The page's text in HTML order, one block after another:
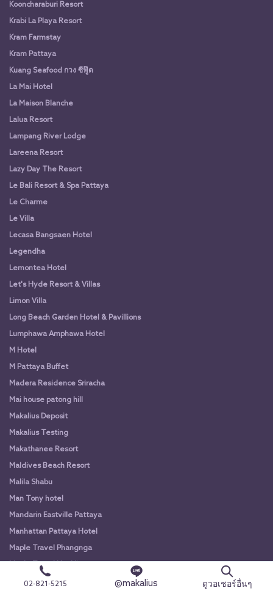
Kooncharaburi Resort
Krabi La Playa Resort
Kram Farmstay
Kram Pattaya
Kuang Seafood กวง ซีฟู๊ด
La Mai Hotel
La Maison Blanche
Lalua Resort
Lampang River Lodge
Lareena Resort
Lazy Day The Resort
Le Bali Resort & Spa Pattaya
Le Charme
Le Villa
Lecasa Bangsaen Hotel
Legendha
Lemontea Hotel
Let's Hyde Resort & Villas
Limon Villa
Long Beach Garden Hotel & Pavillions
Lumphawa Amphawa Hotel
M Hotel
M Pattaya Buffet
Madera Residence Sriracha
Mai house patong hill
Makalius Deposit
Makalius Testing
Makathanee Resort
Maldives Beach Resort
Malila Shabu
Man Tony hotel
Mandarin Eastville Pattaya
Manhattan Pattaya Hotel
Maple Travel Phangnga
Maple Travel HuaHin
Maple Travel Krabi
02-821-5215 @makalius ดูวอเชอร์อื่นๆ